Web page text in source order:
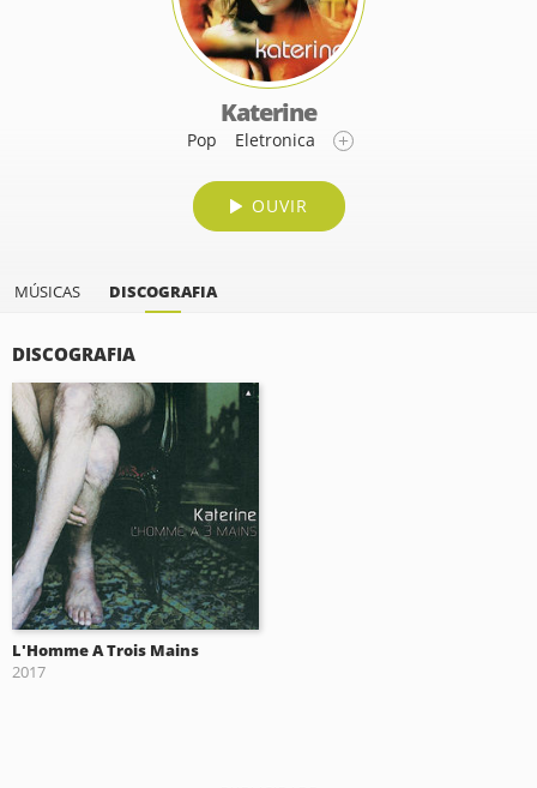
Katerine
Pop Eletronica
OUVIR
MÚSICAS DISCOGRAFIA
DISCOGRAFIA
L'Homme A Trois Mains
2017